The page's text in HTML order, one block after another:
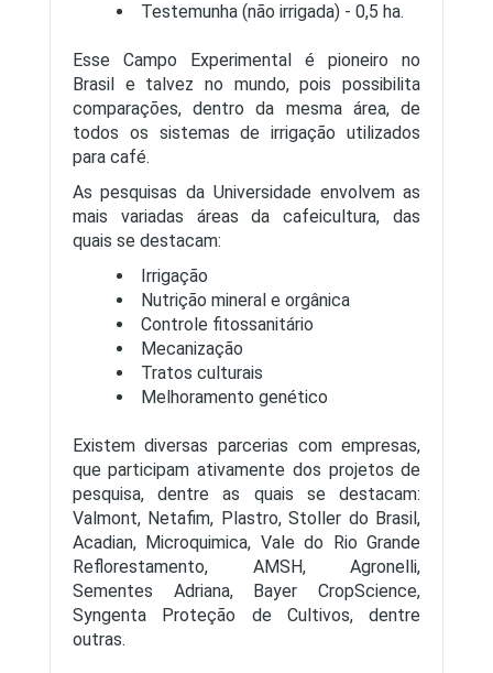
Testemunha (não irrigada) - 0,5 ha.
Esse Campo Experimental é pioneiro no
Brasil e talvez no mundo, pois possibilita
comparações, dentro da mesma área, de
todos os sistemas de irrigação utilizados
para café.
As pesquisas da Universidade envolvem as
mais variadas áreas da cafeicultura, das
quais se destacam:
Irrigação
Nutrição mineral e orgânica
Controle fitossanitário
Mecanização
Tratos culturais
Melhoramento genético
Existem diversas parcerias com empresas,
que participam ativamente dos projetos de
pesquisa, dentre as quais se destacam:
Valmont, Netafim, Plastro, Stoller do Brasil,
Acadian, Microquimica, Vale do Rio Grande
Reflorestamento, AMSH, Agronelli,
Sementes Adriana, Bayer CropScience,
Syngenta Proteção de Cultivos, dentre
outras.